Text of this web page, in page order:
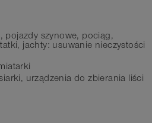
pojazdy szynowe, pociąg,
jachty: usuwanie nieczystości
urządzenia do zbierania liści